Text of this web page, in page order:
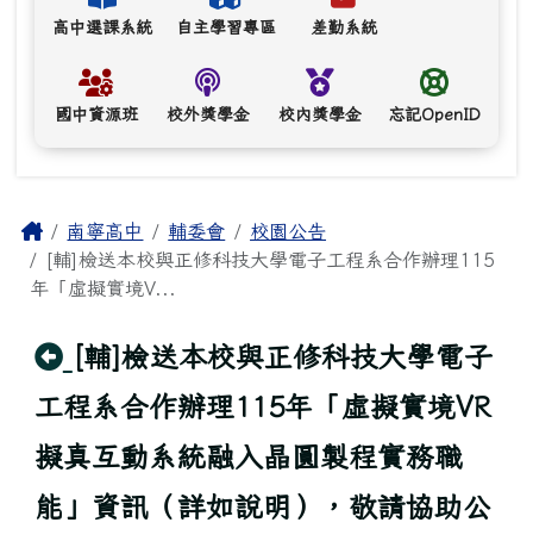
高中選課系統 自主學習專區 差勤系統
國中資源班 校外獎學金 校內獎學金 忘記OpenID
主內容區域
Home南寧高中 輔委會
校園公告
[輔]檢送本校與正修科技大學電子工程系合作辦理115
年「虛擬實境V...
回上頁
[輔]檢送本校與正修科技大學電子
工程系合作辦理115年「虛擬實境VR
擬真互動系統融入晶圓製程實務職
能」資訊（詳如說明），敬請協助公